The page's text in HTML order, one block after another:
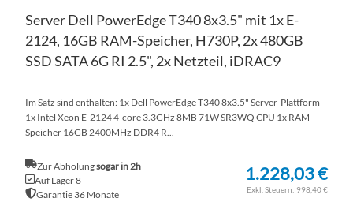
Server Dell PowerEdge T340 8x3.5" mit 1x E-
2124, 16GB RAM-Speicher, H730P, 2x 480GB
SSD SATA 6G RI 2.5", 2x Netzteil, iDRAC9
Im Satz sind enthalten: 1x Dell PowerEdge T340 8x3.5" Server-Plattform
1x Intel Xeon E-2124 4-core 3.3GHz 8MB 71W SR3WQ CPU 1x RAM-
Speicher 16GB 2400MHz DDR4 R...
Zur Abholungsogar in 2h
Auf Lager 8
Garantie 36 Monate
1.228,03 €
998,40 €